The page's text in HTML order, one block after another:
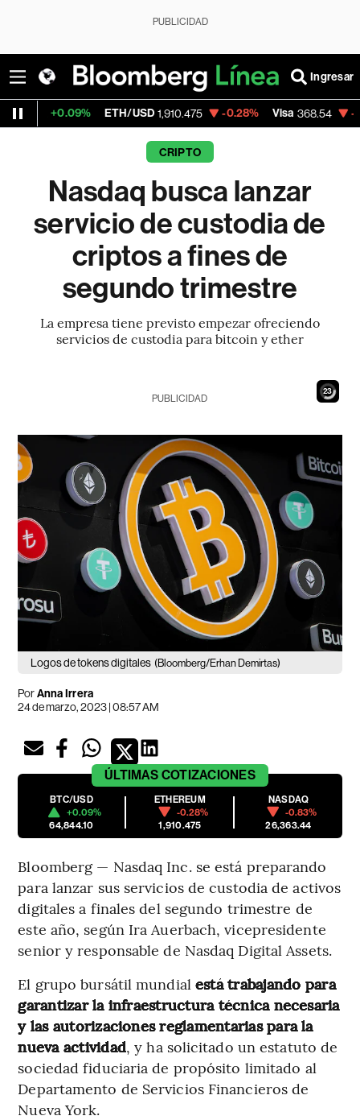
PUBLICIDAD
Ingresar
ETH/USD 1,910.475 -0.28% Visa 368.54 -0.28%
CRIPTO
Nasdaq busca lanzar
servicio de custodia de
criptos a fines de
segundo trimestre
La empresa tiene previsto empezar ofreciendo
servicios de custodia para bitcoin y ether
22
PUBLICIDAD
Logos de tokens digitales (Bloomberg/Erhan Demirtas)
PorAnna Irrera
24 de marzo, 2023 | 08:57 AM
ÚLTIMAS COTIZACIONES
BTC/USD
+0.09%
64,844.10
ETHEREUM
-0.28%
1,910.475
NASDAQ
-0.83%
26,363.44
Bloomberg — Nasdaq Inc. se está preparando
para lanzar sus servicios de custodia de activos
digitales a finales del segundo trimestre de
este año, según Ira Auerbach, vicepresidente
senior y responsable de Nasdaq Digital Assets.
El grupo bursátil mundial está trabajando para
garantizar la infraestructura técnica necesaria
y las autorizaciones reglamentarias para la
nueva actividad, y ha solicitado un estatuto de
sociedad fiduciaria de propósito limitado al
Departamento de Servicios Financieros de
Nueva York.